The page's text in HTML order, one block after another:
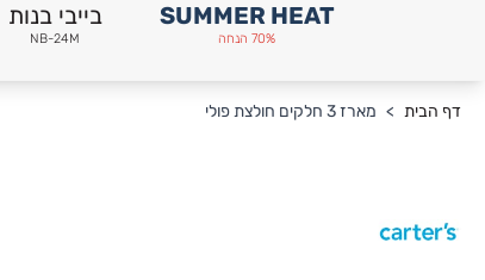
SUMMER HEAT
70% הנחה
בייבי בנות
NB-24M
דף הבית > מארז 3 חלקים חולצת פולי